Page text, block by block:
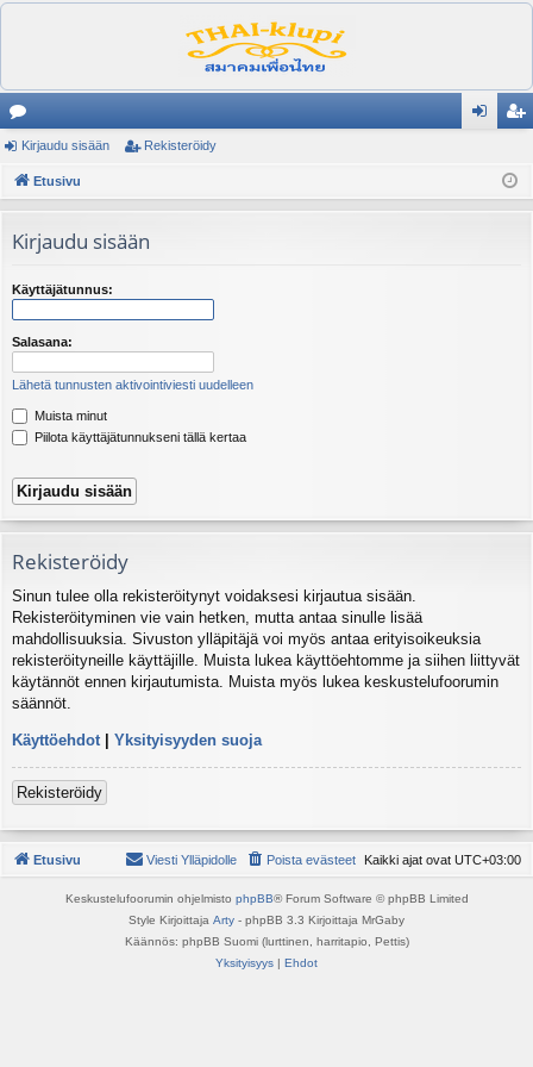
es
ku
el
ua
lu
ist
Kirjaudu sisään Rekisteröidy
Etusivu
Kirjaudu sisään
Käyttäjätunnus:
Salasana:
Lähetä tunnusten aktivointiviesti uudelleen
Muista minut
Piilota käyttäjätunnukseni tällä kertaa
Rekisteröidy
Sinun tulee olla rekisteröitynyt voidaksesi kirjautua sisään.
Rekisteröityminen vie vain hetken, mutta antaa sinulle lisää
mahdollisuuksia. Sivuston ylläpitäjä voi myös antaa erityisoikeuksia
rekisteröityneille käyttäjille. Muista lukea käyttöehtomme ja siihen liittyvät
käytännöt ennen kirjautumista. Muista myös lukea keskustelufoorumin
säännöt.
Käyttöehdot | Yksityisyyden suoja
Rekisteröidy
Etusivu Kaikki ajat ovat UTC+03:00
Poista evästeet
Viesti Ylläpidolle
Keskustelufoorumin ohjelmisto phpBB® Forum Software © phpBB Limited
Style Kirjoittaja Arty - phpBB 3.3 Kirjoittaja MrGaby
Käännös: phpBB Suomi (lurttinen, harritapio, Pettis)
Yksityisyys | Ehdot